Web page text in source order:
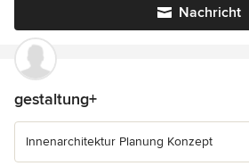
Nachricht
gestaltung+
Innenarchitektur Planung Konzept